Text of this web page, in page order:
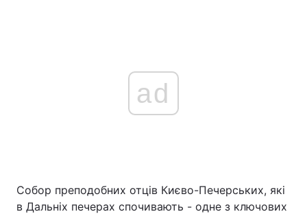
ad
Собор преподобних отців Києво-Печерських, які
в Дальніх печерах спочивають - одне з ключових